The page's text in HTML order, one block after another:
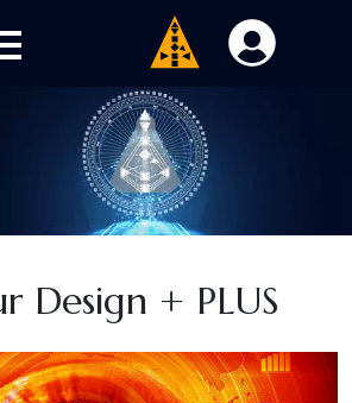
Design + PLUS